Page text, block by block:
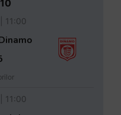
11:00
11:00